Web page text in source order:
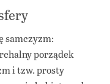
samczyzm:
porządek
i tzw. prosty